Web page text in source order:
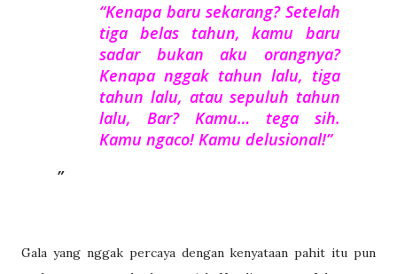
“Kenapa baru sekarang? Setelah
tiga belas tahun, kamu baru
sadar bukan aku orangnya?
Kenapa nggak tahun lalu, tiga
tahun lalu, atau sepuluh tahun
lalu, Bar? Kamu… tega sih.
Kamu ngaco! Kamu delusional!”
Gala yang nggak percaya dengan kenyataan pahit itu pun